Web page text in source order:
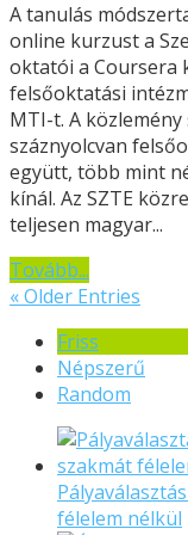
A tanulás
online kurzust a
oktatói a Coursera
felsőoktatási
MTI-t. A
száznyolcvan
együtt, több mint
kínál. Az SZTE
teljesen magyar...
Tovább...
« Older Entries
Friss
Népszerű
Random
félelem nélkül